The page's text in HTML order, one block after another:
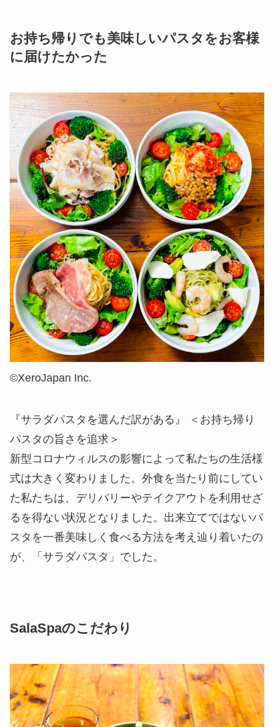
お持ち帰りでも美味しいパスタをお客様
に届けたかった
©︎XeroJapan Inc.
『サラダパスタを選んだ訳がある』 ＜お持ち帰り
パスタの旨さを追求＞
新型コロナウィルスの影響によって私たちの生活様
式は大きく変わりました。外食を当たり前にしてい
た私たちは、デリバリーやテイクアウトを利用せざ
るを得ない状況となりました。出来立てではないパ
スタを一番美味しく食べる方法を考え辿り着いたの
が、「サラダパスタ」でした。
SalaSpaのこだわり